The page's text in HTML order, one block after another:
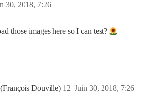
30, 2018, 7:26
those images here so I can test?
(François Douville) Juin 30, 2018, 7:26
12